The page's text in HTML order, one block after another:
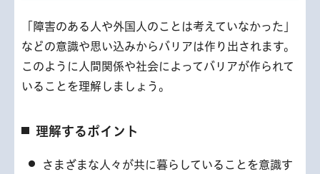
「障害のある人や外国人のことは考えていなかった」
などの意識や思い込みからバリアは作り出されます。
このように人間関係や社会によってバリアが作られて
いることを理解しましょう。
理解するポイント
さまざまな人々が共に暮らしていることを意識す